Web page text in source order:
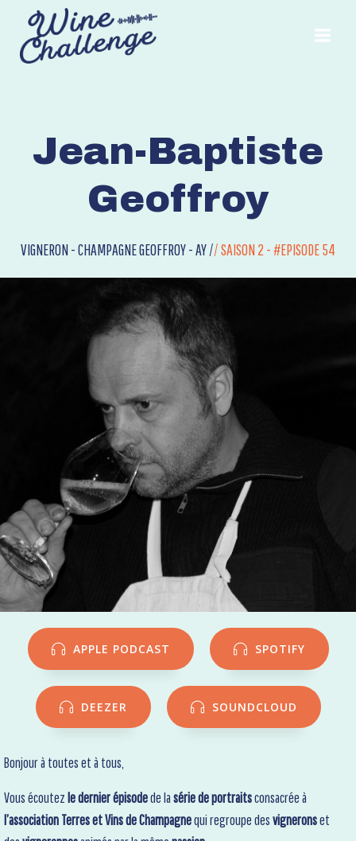
Jean-Baptiste
Geoffroy
VIGNERON - CHAMPAGNE GEOFFROY - AY //SAISON 2 - #EPISODE 54
APPLE PODCAST SPOTIFY
DEEZER SOUNDCLOUD
Bonjour à toutes et à tous,
Vous écoutez le dernier épisodede lasérie de portraitsconsacrée à
l’association Terres et Vins de Champagnequi regroupe desvigneronset